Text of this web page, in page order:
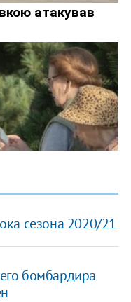
сезона 2020/21
бомбардира